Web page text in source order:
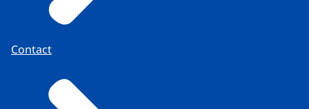
Contact